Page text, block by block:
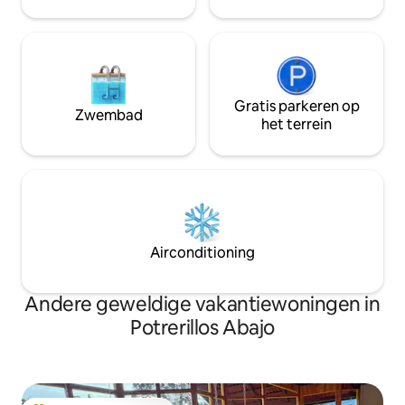
Zwembad
Gratis parkeren op
het terrein
Airconditioning
Andere geweldige vakantiewoningen in
Potrerillos Abajo